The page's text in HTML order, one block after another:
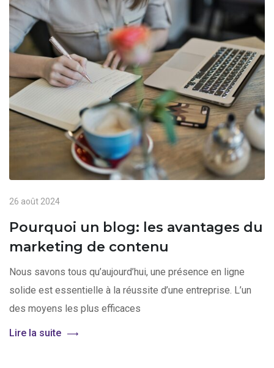
26 août 2024
Pourquoi un blog: les avantages du
marketing de contenu
Nous savons tous qu’aujourd’hui, une présence en ligne
solide est essentielle à la réussite d’une entreprise. L’un
des moyens les plus efficaces
Lire la suite